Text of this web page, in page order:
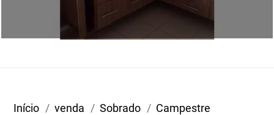
Início venda Sobrado Campestre